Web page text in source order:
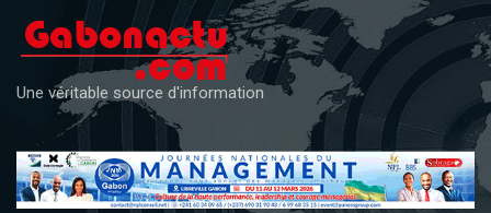
content
Une véritable source d'information